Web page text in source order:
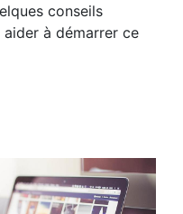
conseils
à démarrer ce